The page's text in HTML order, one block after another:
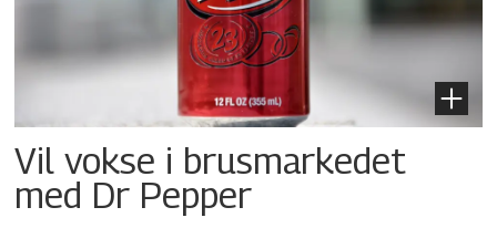
Vil vokse i brusmarkedet
med Dr Pepper